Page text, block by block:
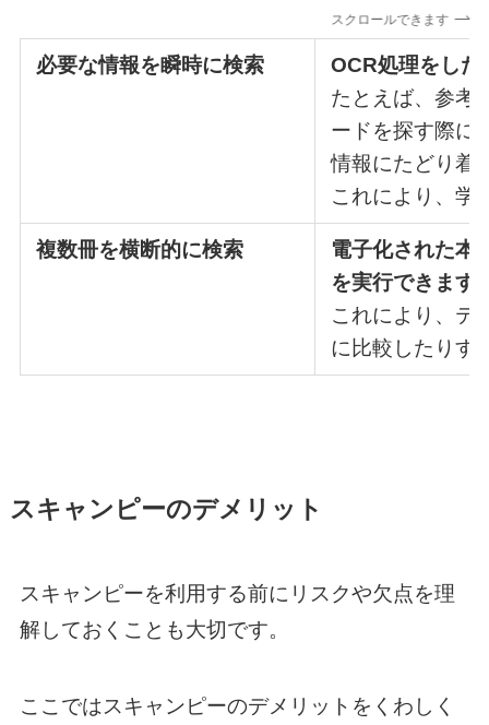
スクロールできます
必要な情報を瞬時に検索
OCR処理をした
たとえば、参考
ードを探す際に
情報にたどり着
これにより、学
複数冊を横断的に検索
電子化された本
を実行できます
これにより、テ
に比較したりす
スキャンピーのデメリット
スキャンピーを利用する前にリスクや欠点を理
解しておくことも大切です。
ここではスキャンピーのデメリットをくわしく